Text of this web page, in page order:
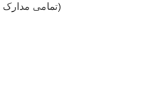
(تمامی مدارک